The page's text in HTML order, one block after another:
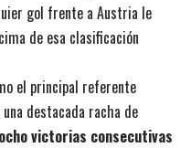
gol frente a Austria le
de esa clasificación
el principal referente
destacada racha de
ocho victorias consecutivas